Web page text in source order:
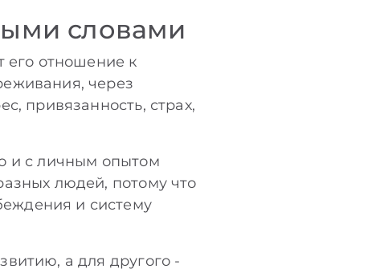
словами
его отношение к
через
привязанность, страх,
и с личным опытом
людей, потому что
и систему
а для другого -